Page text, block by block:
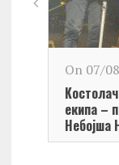
On 07/
екипа –
Небојша